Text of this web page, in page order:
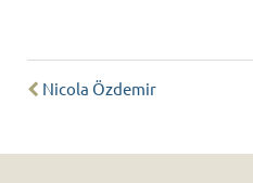
Nicola Özdemir